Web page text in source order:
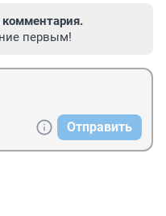
комментария.
первым!
Отправить